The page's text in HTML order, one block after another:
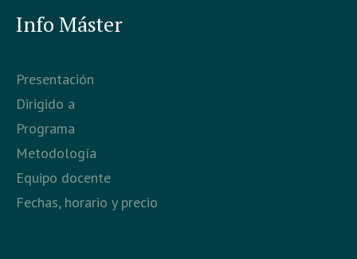
Info Máster
Presentación
Dirigido a
Programa
Metodología
Equipo docente
Fechas, horario y precio